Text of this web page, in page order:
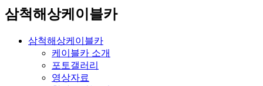
삼척해상케이블카
삼척해상케이블카
케이블카 소개
포토갤러리
영상자료